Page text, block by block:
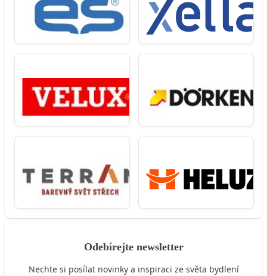
Odebírejte newsletter
Nechte si posílat novinky a inspiraci ze světa bydlení